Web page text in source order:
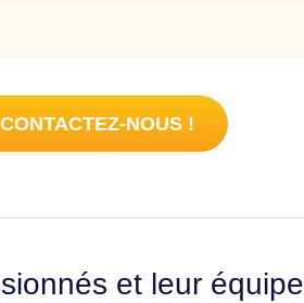
NOUS !
et leur équipe